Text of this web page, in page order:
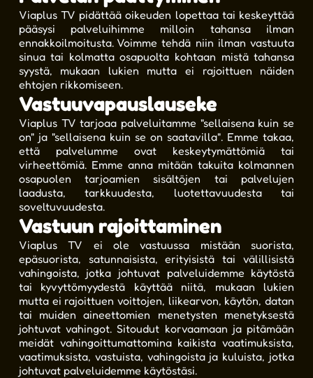
Viaplus TV pidättää oikeuden lopettaa tai keskeyttää
pääsysi palveluihimme milloin tahansa ilman
ennakkoilmoitusta. Voimme tehdä niin ilman vastuuta
sinua tai kolmatta osapuolta kohtaan mistä tahansa
syystä, mukaan lukien mutta ei rajoittuen näiden
ehtojen rikkomiseen.
Vastuuvapauslauseke
Viaplus TV tarjoaa palveluitamme "sellaisena kuin se
on" ja "sellaisena kuin se on saatavilla". Emme takaa,
että palvelumme ovat keskeytymättömiä tai
virheettömiä. Emme anna mitään takuita kolmannen
osapuolen tarjoamien sisältöjen tai palvelujen
laadusta, tarkkuudesta, luotettavuudesta tai
soveltuvuudesta.
Vastuun rajoittaminen
Viaplus TV ei ole vastuussa mistään suorista,
epäsuorista, satunnaisista, erityisistä tai välillisistä
vahingoista, jotka johtuvat palveluidemme käytöstä
tai kyvyttömyydestä käyttää niitä, mukaan lukien
mutta ei rajoittuen voittojen, liikearvon, käytön, datan
tai muiden aineettomien menetysten menetyksestä
johtuvat vahingot. Sitoudut korvaamaan ja pitämään
meidät vahingoittumattomina kaikista vaatimuksista,
vaatimuksista, vastuista, vahingoista ja kuluista, jotka
johtuvat palveluidemme käytöstäsi.